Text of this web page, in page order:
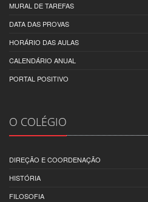
MURAL DE TAREFAS
DATA DAS PROVAS
HORÁRIO DAS AULAS
CALENDÁRIO ANUAL
PORTAL POSITIVO
O COLÉGIO
DIREÇÃO E COORDENAÇÃO
HISTÓRIA
FILOSOFIA